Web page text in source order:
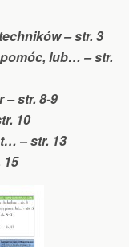
– str. 3
lub… – str.
– str. 8-9
10
– str. 13
15